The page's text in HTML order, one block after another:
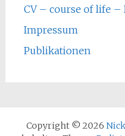
CV – course of life –
Impressum
Publikationen
Copyright © 2026